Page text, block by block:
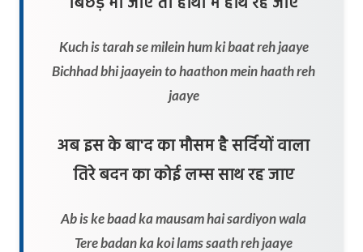
Kuch is tarah se milein hum ki baat reh jaaye
Bichhad bhi jaayein to haathon mein haath reh
jaaye
अब इस के बा'द का मौसम है सर्दियों वाला
तिरे बदन का कोई लम्स साथ रह जाए
Ab is ke baad ka mausam hai sardiyon wala
Tere badan ka koi lams saath reh jaaye